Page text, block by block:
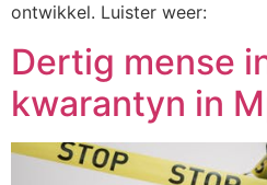
ontwikkel. Luister weer:
Dertig mense
kwarantyn in